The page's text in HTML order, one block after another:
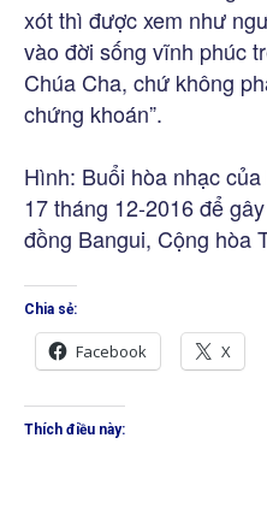
xót thì được xem như
vào đời sống vĩnh phúc
Chúa Cha, chứ không
chứng khoán”.
Hình: Buổi hòa nhạc
17 tháng 12-2016 để
đồng Bangui, Cộng hòa
Chia sẻ:
Facebook X
Thích điều này: